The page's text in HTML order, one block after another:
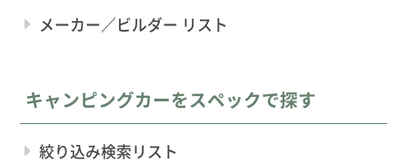
メーカー／ビルダー リスト
キャンピングカーをスペックで探す
絞り込み検索リスト